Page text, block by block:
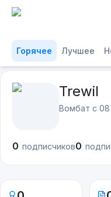
Горячее Лучшее
Trewil
Вомбат с 08
0 подписчиков0